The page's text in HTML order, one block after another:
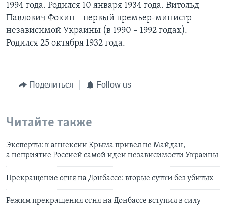
1994 года. Родился 10 января 1934 года. Витольд
Павлович Фокин – первый премьер-министр
независимой Украины (в 1990 – 1992 годах).
Родился 25 октября 1932 года.
Поделиться Follow us
Читайте также
Эксперты: к аннексии Крыма привел не Майдан,
а неприятие Россией самой идеи независимости Украины
Прекращение огня на Донбассе: вторые сутки без убитых
Режим прекращения огня на Донбассе вступил в силу